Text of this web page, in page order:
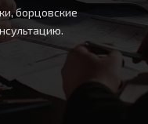
борцовские